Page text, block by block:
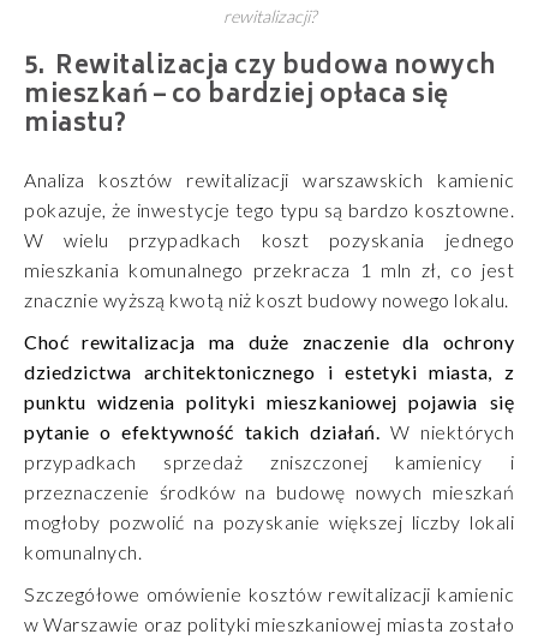
rewitalizacji?
Rewitalizacja czy budowa nowych
mieszkań – co bardziej opłaca się
miastu?
Analiza kosztów rewitalizacji warszawskich kamienic
pokazuje, że inwestycje tego typu są bardzo kosztowne.
W wielu przypadkach koszt pozyskania jednego
mieszkania komunalnego przekracza 1 mln zł, co jest
znacznie wyższą kwotą niż koszt budowy nowego lokalu.
Choć rewitalizacja ma duże znaczenie dla ochrony
dziedzictwa architektonicznego i estetyki miasta, z
punktu widzenia polityki mieszkaniowej pojawia się
pytanie o efektywność takich działań.
W niektórych
przypadkach sprzedaż zniszczonej kamienicy i
przeznaczenie środków na budowę nowych mieszkań
mogłoby pozwolić na pozyskanie większej liczby lokali
komunalnych.
Szczegółowe omówienie kosztów rewitalizacji kamienic
w Warszawie oraz polityki mieszkaniowej miasta zostało